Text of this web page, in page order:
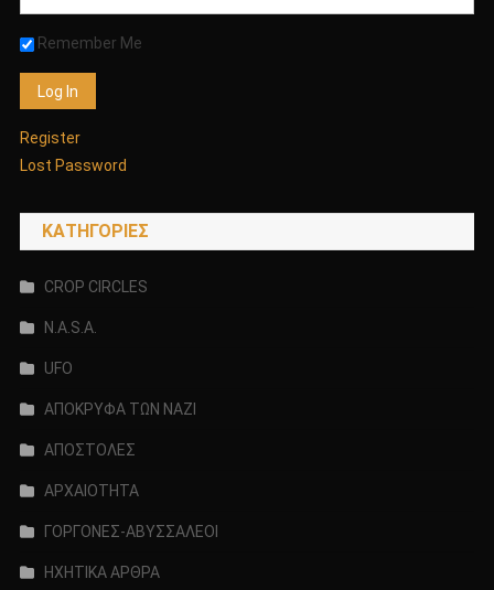
Remember Me
Register
Lost Password
KΑΤΗΓΟΡΊΕΣ
CROP CIRCLES
N.A.S.A.
UFO
ΑΠΟΚΡΥΦΑ ΤΩΝ ΝΑΖΙ
ΑΠΟΣΤΟΛΕΣ
ΑΡΧΑΙΟΤΗΤΑ
ΓΟΡΓΟΝΕΣ-ΑΒΥΣΣΑΛΕΟΙ
ΗΧΗΤΙΚΑ ΑΡΘΡΑ